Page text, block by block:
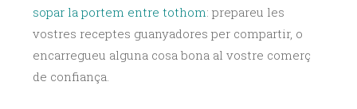
sopar la portem entre tothom: prepareu les
vostres receptes guanyadores per compartir, o
encarregueu alguna cosa bona al vostre comerç
de confiança.